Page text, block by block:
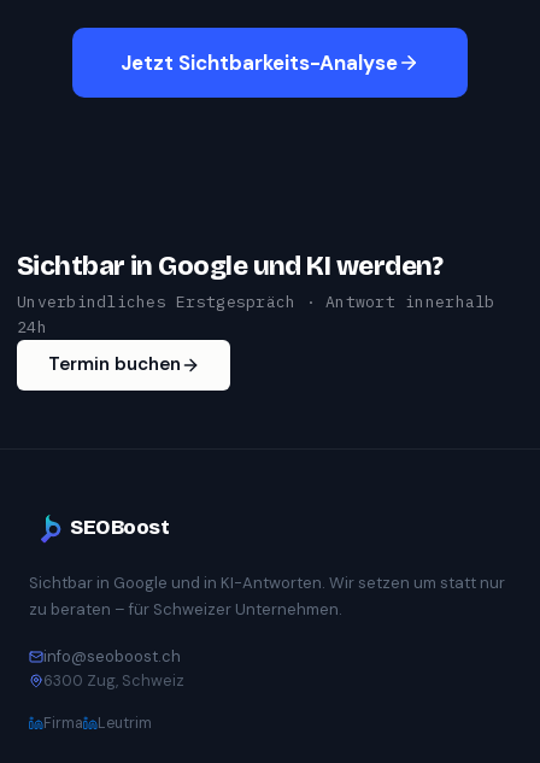
Jetzt Sichtbarkeits-Analyse
Sichtbar in Google und KI werden?
Unverbindliches Erstgespräch · Antwort innerhalb
24h
Termin buchen
SEOBoost
Sichtbar in Google und in KI-Antworten. Wir setzen um statt nur
zu beraten – für Schweizer Unternehmen.
info@seoboost.ch
6300 Zug, Schweiz
Firma Leutrim